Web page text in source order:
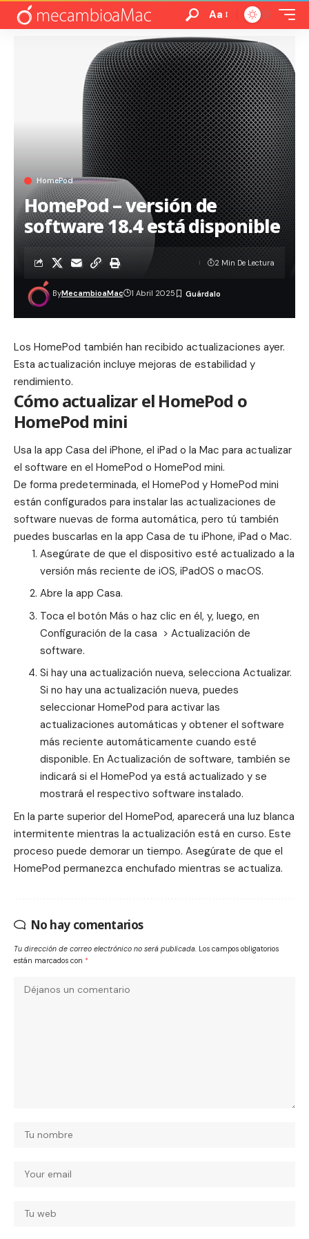
Aa
HomePod
HomePod – versión de
software 18.4 está disponible
ByMecambioaMac 1 Abril 2025
2 Min De Lectura
Los HomePod también han recibido actualizaciones ayer.
Esta actualización incluye mejoras de estabilidad y
rendimiento.
Cómo actualizar el HomePod o
HomePod mini
Usa la app Casa del iPhone, el iPad o la Mac para actualizar
el software en el HomePod o HomePod mini.
De forma predeterminada, el HomePod y HomePod mini
están configurados para instalar las actualizaciones de
software nuevas de forma automática, pero tú también
puedes buscarlas en la app Casa de tu iPhone, iPad o Mac.
Asegúrate de que el dispositivo esté actualizado a la
versión más reciente de iOS, iPadOS o macOS.
Abre la app Casa.
Toca el botón Más o haz clic en él, y, luego, en
Configuración de la casa > Actualización de
software.
Si hay una actualización nueva, selecciona Actualizar.
Si no hay una actualización nueva, puedes
seleccionar HomePod para activar las
actualizaciones automáticas y obtener el software
más reciente automáticamente cuando esté
disponible. En Actualización de software, también se
indicará si el HomePod ya está actualizado y se
mostrará el respectivo software instalado.
En la parte superior del HomePod, aparecerá una luz blanca
intermitente mientras la actualización está en curso. Este
proceso puede demorar un tiempo. Asegúrate de que el
HomePod permanezca enchufado mientras se actualiza.
No hay comentarios
Tu dirección de correo electrónico no será publicada. Los campos obligatorios
están marcados con *